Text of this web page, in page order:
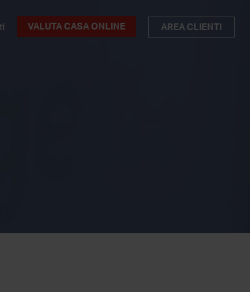
VALUTA CASA ONLINE AREA CLIENTI